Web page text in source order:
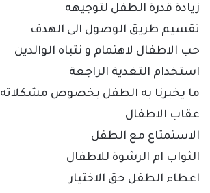
زيادة قدرة الطفل لتوجيهه
تقسيم طريق الوصول الى الهدف
حب الاطفال لاهتمام و نتباه الوالدين
استخدام التغدية الراجعة
ما يخبرنا به الطفل بخصوص مشكلاته
عقاب الاطفال
الاستمتاع مع الطفل
الثواب ام الرشوة للاطفال
اعطاء الطفل حق الاختيار